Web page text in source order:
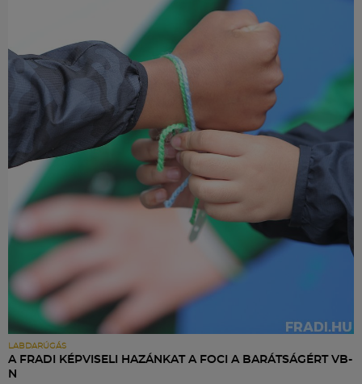
LABDARÚGÁS
A FRADI KÉPVISELI HAZÁNKAT A FOCI A BARÁTSÁGÉRT VB-
N